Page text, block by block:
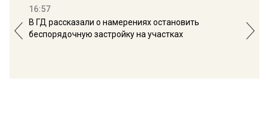
16:57
В ГД рассказали о намерениях остановить
беспорядочную застройку на участках